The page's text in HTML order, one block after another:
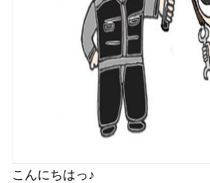
こんにちはっ♪